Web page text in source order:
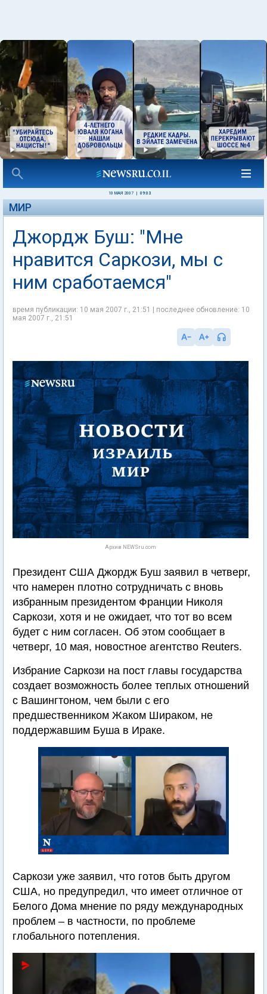
10 МАЯ 2007 09:03
МИР
Джордж Буш: "Мне
нравится Саркози, мы с
ним сработаемся"
время публикации: 10 мая 2007 г., 21:51 | последнее обновление: 10
мая 2007 г., 21:51
Архив NEWSru.com
Президент США Джордж Буш заявил в четверг,
что намерен плотно сотрудничать с вновь
избранным президентом Франции Николя
Саркози, хотя и не ожидает, что тот во всем
будет с ним согласен. Об этом сообщает в
четверг, 10 мая, новостное агентство Reuters.
Избрание Саркози на пост главы государства
создает возможность более теплых отношений
с Вашингтоном, чем были с его
предшественником Жаком Шираком, не
поддержавшим Буша в Ираке.
Саркози уже заявил, что готов быть другом
США, но предупредил, что имеет отличное от
Белого Дома мнение по ряду международных
проблем – в частности, по проблеме
глобального потепления.